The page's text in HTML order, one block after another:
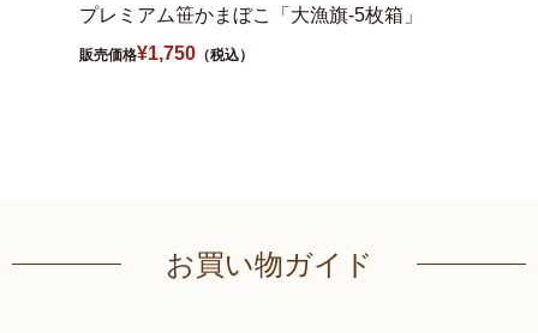
プレミアム笹かまぼこ「大漁旗-5枚箱」
販売価格¥1,750 （税込）
お買い物ガイド